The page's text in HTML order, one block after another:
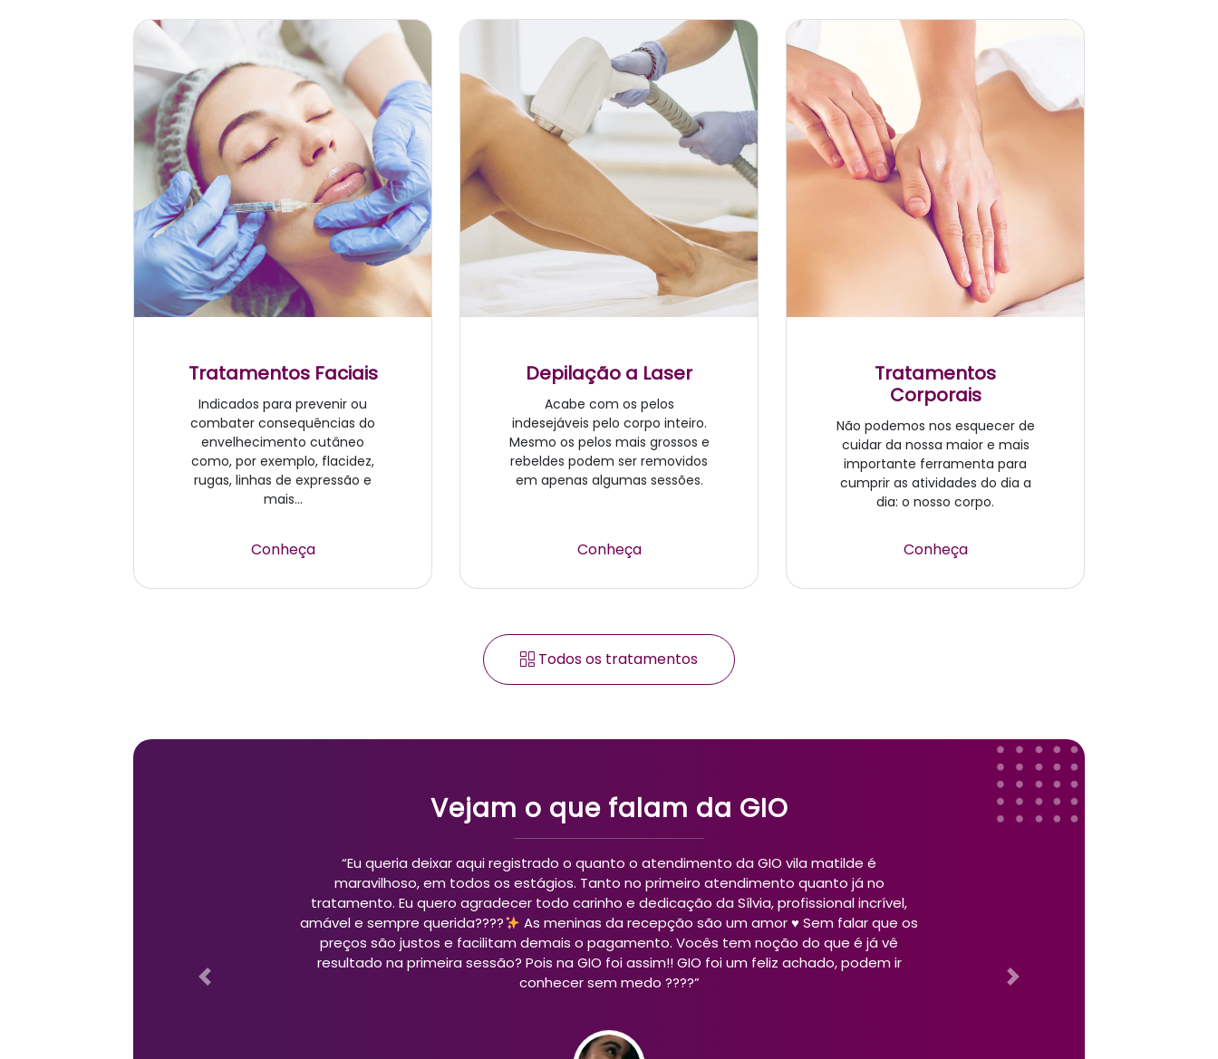
Tratamentos Faciais
Indicados para prevenir ou
combater consequências do
envelhecimento cutâneo
como, por exemplo, flacidez,
rugas, linhas de expressão e
mais...
Conheça
Depilação a Laser
Acabe com os pelos
indesejáveis pelo corpo inteiro.
Mesmo os pelos mais grossos e
rebeldes podem ser removidos
em apenas algumas sessões.
Conheça
Tratamentos
Corporais
Não podemos nos esquecer de
cuidar da nossa maior e mais
importante ferramenta para
cumprir as atividades do dia a
dia: o nosso corpo.
Conheça
Todos os tratamentos
Vejam o que falam da GIO
“Excelente atendimento, profissionais muito simpáticas e educadas. Tratamento eficaz e
além disso, uma grande variedade de procedimentos são oferecidos , sempre com
promoções incríveis. Recomendo bastante.”
Giovanna Oliveira